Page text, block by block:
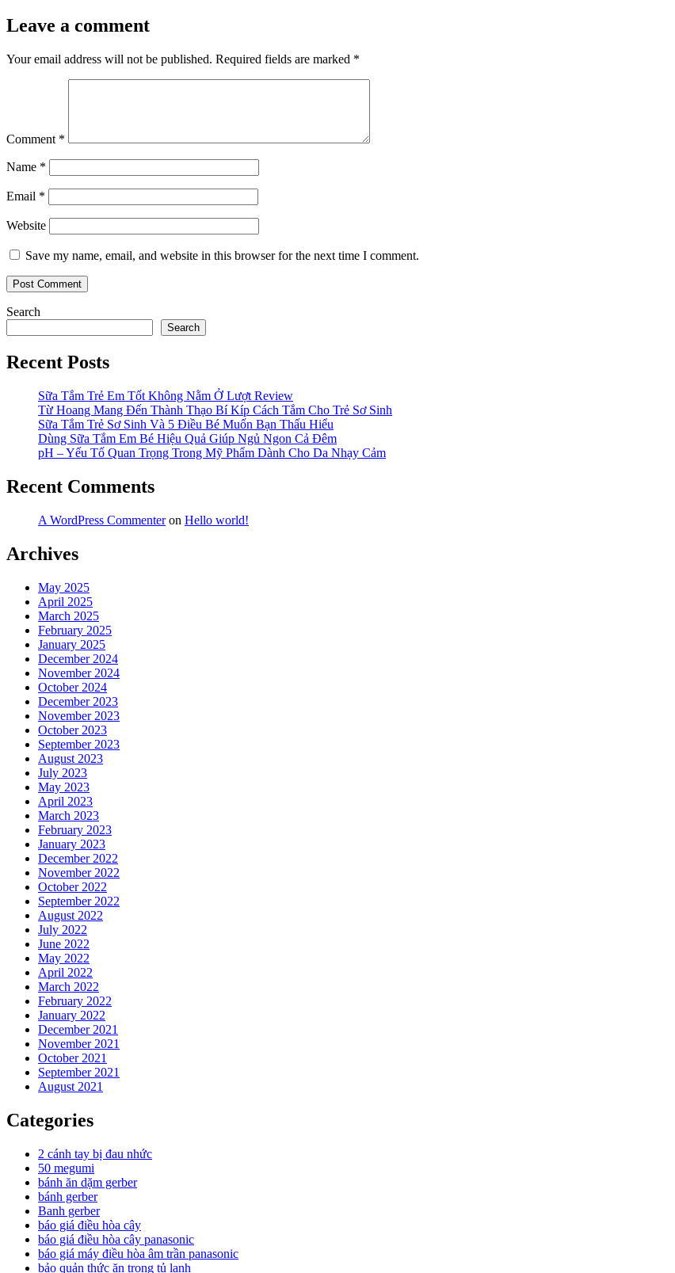
Leave a comment
Your email address will not be published. Required fields are marked *
Comment *
Name *
Email *
Website
Save my name, email, and website in this browser for the next time I comment.
Search
Search
Recent Posts
Sữa Tắm Trẻ Em Tốt Không Nằm Ở Lượt Review
Từ Hoang Mang Đến Thành Thạo Bí Kíp Cách Tắm Cho Trẻ Sơ Sinh
Sữa Tắm Trẻ Sơ Sinh Và 5 Điều Bé Muốn Bạn Thấu Hiểu
Dùng Sữa Tắm Em Bé Hiệu Quả Giúp Ngủ Ngon Cả Đêm
pH – Yếu Tố Quan Trọng Trong Mỹ Phẩm Dành Cho Da Nhạy Cảm
Recent Comments
A WordPress Commenteron Hello world!
Archives
May 2025
April 2025
March 2025
February 2025
January 2025
December 2024
November 2024
October 2024
December 2023
November 2023
October 2023
September 2023
August 2023
July 2023
May 2023
April 2023
March 2023
February 2023
January 2023
December 2022
November 2022
October 2022
September 2022
August 2022
July 2022
June 2022
May 2022
April 2022
March 2022
February 2022
January 2022
December 2021
November 2021
October 2021
September 2021
August 2021
Categories
2 cánh tay bị đau nhức
50 megumi
bánh ăn dặm gerber
bánh gerber
Banh gerber
báo giá điều hòa cây
báo giá điều hòa cây panasonic
báo giá máy điều hòa âm trần panasonic
bảo quản thức ăn trong tủ lạnh